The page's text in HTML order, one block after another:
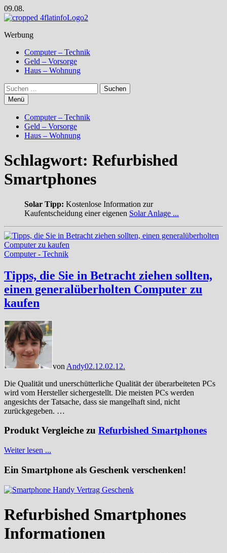
Zum
Inhalt
09.08.
Werbung
Computer – Technik
Geld – Vorsorge
Haus – Wohnung
Suchen
nach:
Menü
Computer – Technik
Geld – Vorsorge
Haus – Wohnung
Schlagwort: Refurbished
Smartphones
Solar Tipp: Kostenlose Information zur
Kaufentscheidung einer eigenen Solar Anlage ...
Computer - Technik
Tipps, die Sie in Betracht ziehen sollten,
einen generalüberholten Computer zu
kaufen
von Andy02.12.02.12.
Die Qualität und unerschütterliche Qualität der überarbeiteten PCs
wird vom Hersteller sichergestellt. Die meisten PCs werden
angesichts der Tatsache, dass sie mangelhaft sind, nicht
zurückgegeben. …
Produkt Vergleiche zu Refurbished Smartphones
Weiter lesen ...
Ein Smartphone als Geschenk verschenken!
Refurbished Smartphones
Informationen